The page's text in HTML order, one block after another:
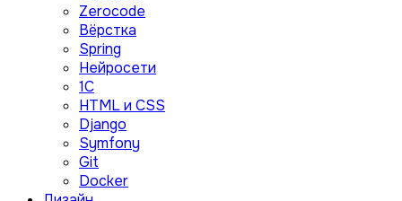
Zerocode
Вёрстка
Spring
Нейросети
1C
HTML и CSS
Django
Symfony
Git
Docker